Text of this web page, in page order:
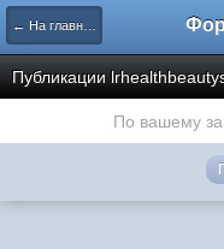
← На главную
Публикации
По вашему